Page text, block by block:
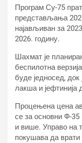
Програм Су-75
представљања
најављиван за
2026. годину.
Шахмат је
беспилотна
буде једносед,
лакша и јефтинија
Процењена цена
се за основни Ф-
и више. Управо на
покушава да